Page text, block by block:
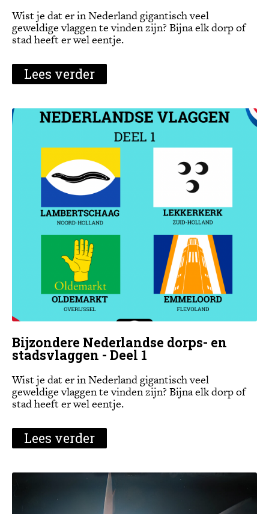
Wist je dat er in Nederland gigantisch veel
geweldige vlaggen te vinden zijn? Bijna elk dorp of
stad heeft er wel eentje.
Lees verder
Bijzondere Nederlandse dorps- en
stadsvlaggen - Deel 1
Wist je dat er in Nederland gigantisch veel
geweldige vlaggen te vinden zijn? Bijna elk dorp of
stad heeft er wel eentje.
Lees verder